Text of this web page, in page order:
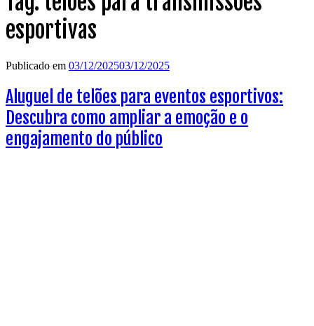
esportivas
Publicado em 03/12/202503/12/2025
Aluguel de telões para eventos esportivos:
Descubra como ampliar a emoção e o
engajamento do público